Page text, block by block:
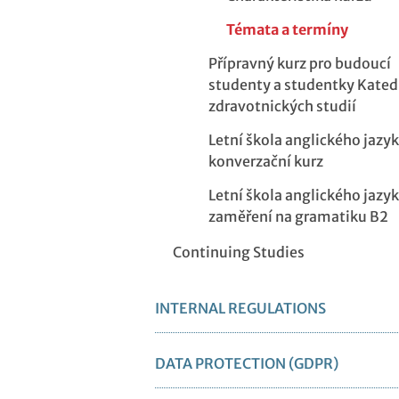
Témata a termíny
Přípravný kurz pro budoucí
studenty a studentky
zdravotnických studií
Letní škola anglického
konverzační kurz
Letní škola anglického
zaměření na gramatiku B2
Continuing Studies
INTERNAL REGULATIONS
DATA PROTECTION (GDPR)